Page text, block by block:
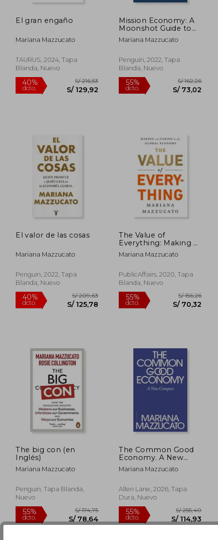
El gran engaño
Mariana Mazzucato
TAURUS, 2024, Tapa
Blanda, Nuevo
40%
dcto. S/ 129,92
Mission Economy: A
Moonshot Guide to
Changing Capitalism
(en Inglés)
Mariana Mazzucato
Penguin, 2022, Tapa
Blanda, Nuevo
55%
dcto.
El valor de las cosas
Mariana Mazzucato
Penguin, 2022, Tapa
Blanda, Nuevo
The Value of
Everything: Making &
Taking in the Global
Economy Economics
Want Problems of
Modern-Day
Improve Benefits
99% Financial Times
Mariana Mazzucato
PublicAffairs, 2020, Tapa
Blanda, Nuevo
The big con (en
Inglés)
Mariana Mazzucato
Penguin, Tapa Blanda,
Nuevo
The Common Good
Economy. A New
Compass
Mariana Mazzucato
Allen Lane, 2026, Tapa
Dura, Nuevo